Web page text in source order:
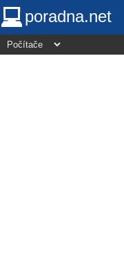
poradna.net